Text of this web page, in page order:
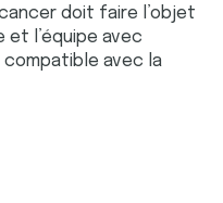
doit faire l’objet
et l’équipe avec
avec la